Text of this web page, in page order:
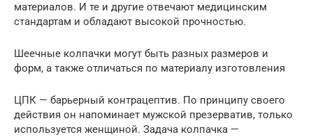
материалов. И те и другие отвечают медицинским
стандартам и обладают высокой прочностью.
Шеечные колпачки могут быть разных размеров и
форм, а также отличаться по материалу изготовления
ЦПК — барьерный контрацептив. По принципу своего
действия он напоминает мужской презерватив, только
используется женщиной. Задача колпачка —